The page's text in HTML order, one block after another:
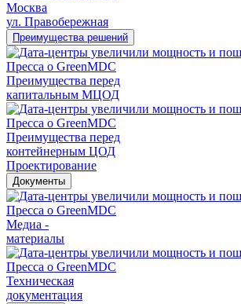
Москва
ул. Правобережная
Преимущества решений
Преимущества перед
капитальным МЦОД
Преимущества перед
контейнерным ЦОД
Проектирование
Документы
Медиа -
материалы
Техническая
документация